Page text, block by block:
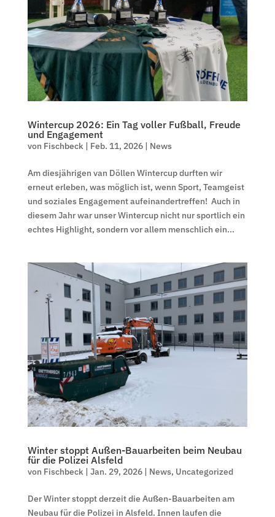
Wintercup 2026: Ein Tag voller Fußball, Freude
und Engagement
von Fischbeck | Feb. 11, 2026| News
Am diesjährigen van Döllen Wintercup durften wir
erneut erleben, was möglich ist, wenn Sport, Teamgeist
und soziales Engagement aufeinandertreffen! Auch in
diesem Jahr war unser Wintercup nicht nur sportlich ein
echtes Highlight, sondern vor allem menschlich ein...
Winter stoppt Außen-Bauarbeiten beim Neubau
für die Polizei Alsfeld
von Fischbeck| Jan. 29, 2026| News, Uncategorized
Der Winter stoppt derzeit die Außen-Bauarbeiten am
Neubau für die Polizei in Alsfeld. Innen laufen die